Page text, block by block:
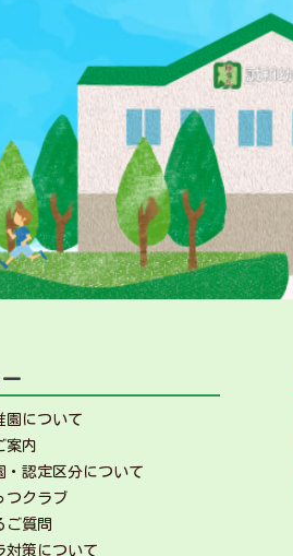
園について
案内
・認定区分について
つクラブ
ご質問
対策について